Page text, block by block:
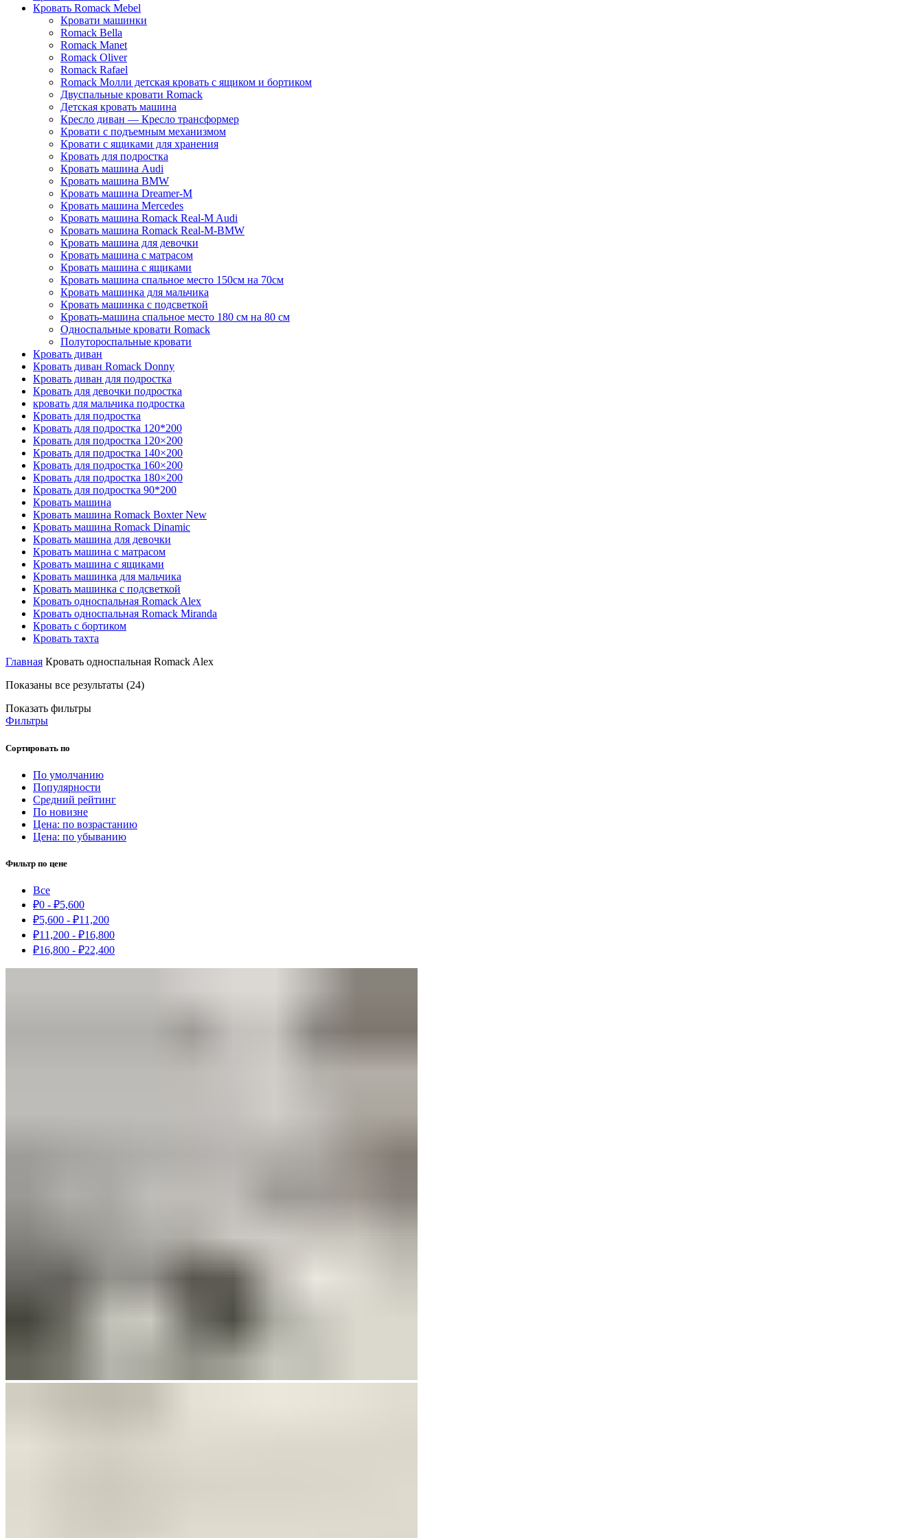
Кровать Romack Mebel
Кровати машинки
Romack Bella
Romack Manet
Romack Oliver
Romack Rafael
Romack Молли детская кровать с ящиком и бортиком
Двуспальные кровати Romack
Детская кровать машина
Кресло диван — Кресло трансформер
Кровати с подъемным механизмом
Кровати с ящиками для хранения
Кровать для подростка
Кровать машина Audi
Кровать машина BMW
Кровать машина Dreamer-M
Кровать машина Mercedes
Кровать машина Romack Real-M Audi
Кровать машина Romack Real-M-BMW
Кровать машина для девочки
Кровать машина с матрасом
Кровать машина с ящиками
Кровать машина спальное место 150см на 70см
Кровать машинка для мальчика
Кровать машинка с подсветкой
Кровать-машина спальное место 180 см на 80 см
Односпальные кровати Romack
Полутороспальные кровати
Кровать диван
Кровать диван Romack Donny
Кровать диван для подростка
Кровать для девочки подростка
кровать для мальчика подростка
Кровать для подростка
Кровать для подростка 120*200
Кровать для подростка 120×200
Кровать для подростка 140×200
Кровать для подростка 160×200
Кровать для подростка 180×200
Кровать для подростка 90*200
Кровать машина
Кровать машина Romack Boxter New
Кровать машина Romack Dinamic
Кровать машина для девочки
Кровать машина с матрасом
Кровать машина с ящиками
Кровать машинка для мальчика
Кровать машинка с подсветкой
Кровать односпальная Romack Alex
Кровать односпальная Romack Miranda
Кровать с бортиком
Кровать тахта
Главная Кровать односпальная Romack Alex
Показаны все результаты (24)
Показать фильтры
Фильтры
Сортировать по
По умолчанию
Популярности
Средний рейтинг
По новизне
Цена: по возрастанию
Цена: по убыванию
Фильтр по цене
Все
₽0 - ₽5,600
₽5,600 - ₽11,200
₽11,200 - ₽16,800
₽16,800 - ₽22,400